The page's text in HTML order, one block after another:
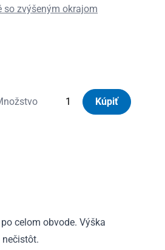
so zvýšeným okrajom
Kúpiť
celom obvode. Výška